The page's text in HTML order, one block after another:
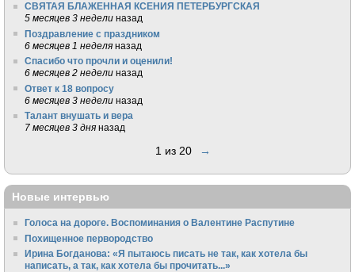
СВЯТАЯ БЛАЖЕННАЯ КСЕНИЯ ПЕТЕРБУРГСКАЯ
5 месяцев 3 недели назад
Поздравление с праздником
6 месяцев 1 неделя назад
Спасибо что прочли и оценили!
6 месяцев 2 недели назад
Ответ к 18 вопросу
6 месяцев 3 недели назад
Талант внушать и вера
7 месяцев 3 дня назад
1 из 20 →
Новые интервью
Голоса на дороге. Воспоминания о Валентине Распутине
Похищенное первородство
Ирина Богданова: «Я пытаюсь писать не так, как хотела бы
написать, а так, как хотела бы прочитать...»